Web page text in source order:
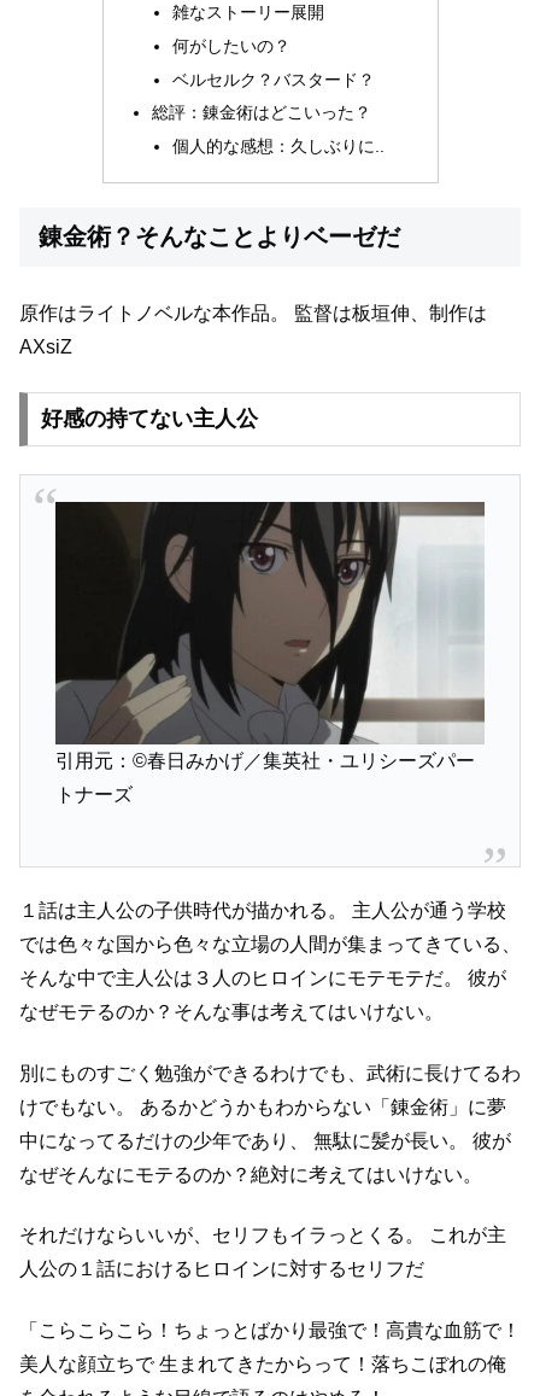
雑なストーリー展開
何がしたいの？
ベルセルク？バスタード？
総評：錬金術はどこいった？
個人的な感想：久しぶりに..
錬金術？そんなことよりベーゼだ
原作はライトノベルな本作品。
監督は板垣伸、制作は
AXsiZ
好感の持てない主人公
引用元：©春日みかげ／集英社・ユリシーズパー
トナーズ
１話は主人公の子供時代が描かれる。
主人公が通う学校
では色々な国から色々な立場の人間が集まってきている、
そんな中で主人公は３人のヒロインにモテモテだ。
彼が
なぜモテるのか？そんな事は考えてはいけない。
別にものすごく勉強ができるわけでも、武術に長けてるわ
けでもない。
あるかどうかもわからない「錬金術」に夢
中になってるだけの少年であり、
無駄に髪が長い。
彼が
なぜそんなにモテるのか？絶対に考えてはいけない。
それだけならいいが、セリフもイラっとくる。
これが主
人公の１話におけるヒロインに対するセリフだ
「こらこらこら！ちょっとばかり最強で！高貴な血筋で！
美人な顔立ちで生まれてきたからって！落ちこぼれの俺